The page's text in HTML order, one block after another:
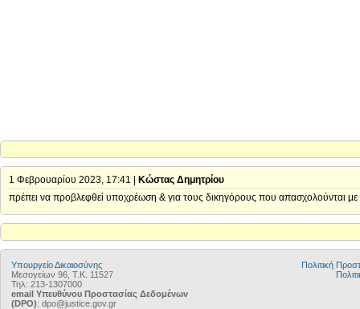
1 Φεβρουαρίου 2023, 17:41 |
Κώστας Δημητρίου
πρέπει να προβλεφθεί υποχρέωση & για τους δικηγόρους που απασχολούνται
Υπουργείο Δικαιοσύνης
Μεσογείων 96, Τ.Κ. 11527
Τηλ: 213-1307000
email Υπευθύνου Προστασίας Δεδομένων
(DPO): dpo@justice.gov.gr
Πολιτική